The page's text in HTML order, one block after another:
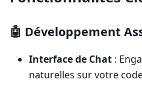
🤖 Développement
Interface de Chat :
naturelles sur votre